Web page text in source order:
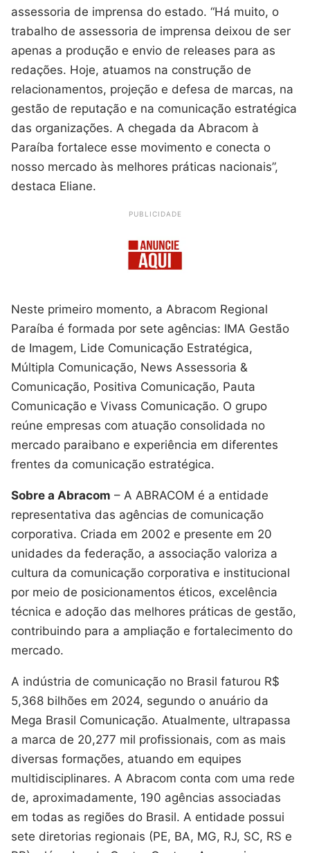
assessoria de imprensa do estado. “Há muito, o
trabalho de assessoria de imprensa deixou de ser
apenas a produção e envio de releases para as
redações. Hoje, atuamos na construção de
relacionamentos, projeção e defesa de marcas, na
gestão de reputação e na comunicação estratégica
das organizações. A chegada da Abracom à
Paraíba fortalece esse movimento e conecta o
nosso mercado às melhores práticas nacionais”,
destaca Eliane.
PUBLICIDADE
Neste primeiro momento, a Abracom Regional
Paraíba é formada por sete agências: IMA Gestão
de Imagem, Lide Comunicação Estratégica,
Múltipla Comunicação, News Assessoria &
Comunicação, Positiva Comunicação, Pauta
Comunicação e Vivass Comunicação. O grupo
reúne empresas com atuação consolidada no
mercado paraibano e experiência em diferentes
frentes da comunicação estratégica.
Sobre a Abracom – A ABRACOM é a entidade
representativa das agências de comunicação
corporativa. Criada em 2002 e presente em 20
unidades da federação, a associação valoriza a
cultura da comunicação corporativa e institucional
por meio de posicionamentos éticos, excelência
técnica e adoção das melhores práticas de gestão,
contribuindo para a ampliação e fortalecimento do
mercado.
A indústria de comunicação no Brasil faturou R$
5,368 bilhões em 2024, segundo o anuário da
Mega Brasil Comunicação. Atualmente, ultrapassa
a marca de 20,277 mil profissionais, com as mais
diversas formações, atuando em equipes
multidisciplinares. A Abracom conta com uma rede
de, aproximadamente, 190 agências associadas
em todas as regiões do Brasil. A entidade possui
sete diretorias regionais (PE, BA, MG, RJ, SC, RS e